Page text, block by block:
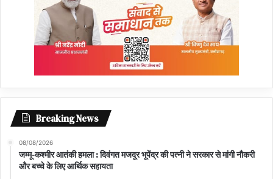
Breaking News
08/08/2026
जम्मू-कश्मीर आतंकी हमला : दिवंगत मजदूर भूपेंद्र की पत्नी ने सरकार से मांगी नौकरी
और बच्चे के लिए आर्थिक सहायता